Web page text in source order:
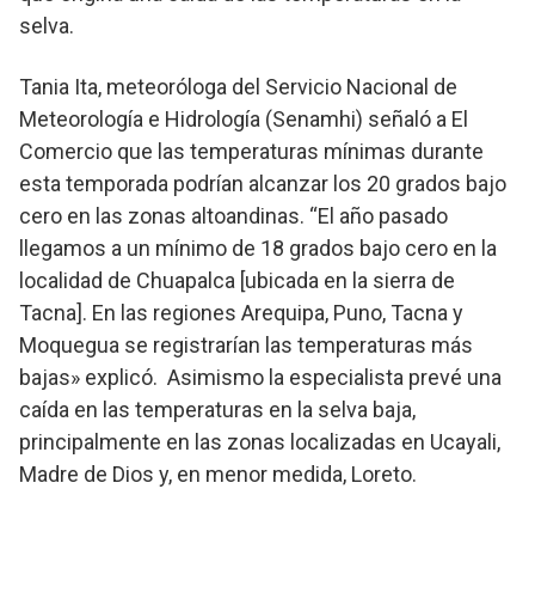
selva.
Tania Ita, meteoróloga del Servicio Nacional de
Meteorología e Hidrología (Senamhi) señaló a El
Comercio que las temperaturas mínimas durante
esta temporada podrían alcanzar los 20 grados bajo
cero en las zonas altoandinas. “El año pasado
llegamos a un mínimo de 18 grados bajo cero en la
localidad de Chuapalca [ubicada en la sierra de
Tacna]. En las regiones Arequipa, Puno, Tacna y
Moquegua se registrarían las temperaturas más
bajas» explicó. Asimismo la especialista prevé una
caída en las temperaturas en la selva baja,
principalmente en las zonas localizadas en Ucayali,
Madre de Dios y, en menor medida, Loreto.